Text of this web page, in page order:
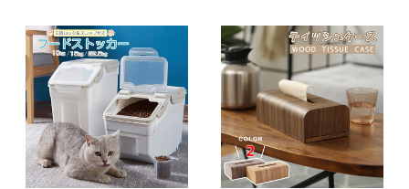
m ブラック グリーン ペット用品
猫用品 大型 送料無料
クッション エアーカーシート 日
本語説明書付き 送料無料